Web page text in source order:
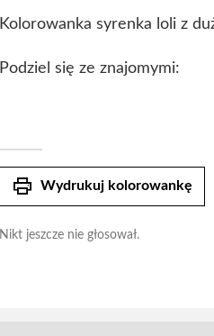
Kolorowanka syrenka loli z
Podziel się ze znajomymi:
print Wydrukuj kolorowankę
Nikt jeszcze nie głosował.